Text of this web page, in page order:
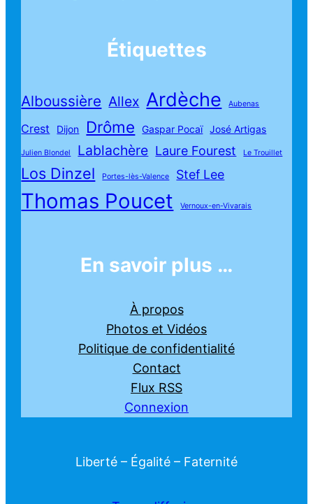
Étiquettes
Alboussière Allex Ardèche Aubenas
Crest Dijon Drôme Gaspar Pocaï José Artigas
Julien Blondel Lablachère Laure Fourest Le Trouillet
Los Dinzel Portes-lès-Valence Stef Lee
Thomas Poucet Vernoux-en-Vivarais
En savoir plus …
À propos
Photos et Vidéos
Politique de confidentialité
Contact
Flux RSS
Connexion
Liberté – Égalité – Faternité